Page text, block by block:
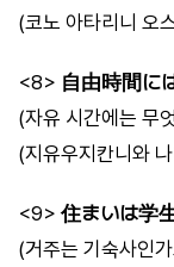
(코노 아타리니 오
<8> 自由時間に
(자유 시간에는 무
(지유우지칸니와
<9>住まいは学
(거주는 기숙사인